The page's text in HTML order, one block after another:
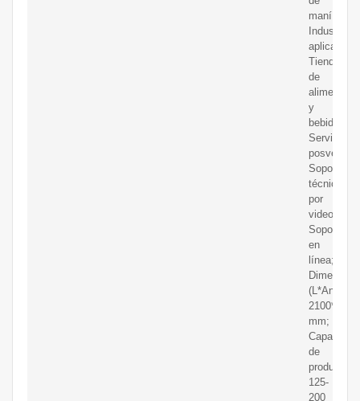
maní.
Industrias
aplicables:
Tiendas
de
alimentos
y
bebidas;
Servicio
posventa:
Soporte
técnico
por
video,
Soporte
en
línea;
(L*An*Al):
mm;
Capacidad
de
125-
200